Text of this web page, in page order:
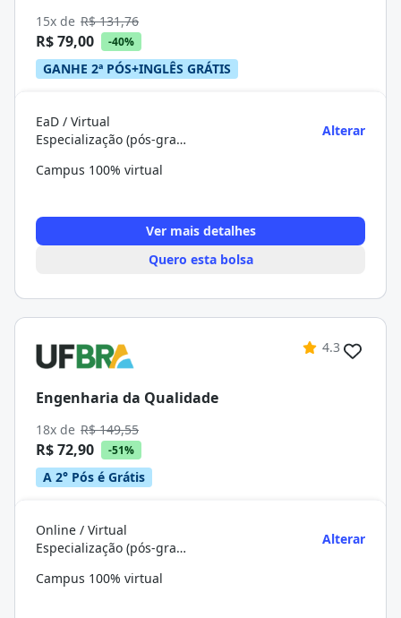
15x de R$ 131,76
R$ 79,00 -40%
GANHE 2ª PÓS+INGLÊS GRÁTIS
EaD / Virtual
Especialização (pós-graduação)
Alterar
Campus 100% virtual
Ver mais detalhes
Quero esta bolsa
4.3
Engenharia da Qualidade
18x de R$ 149,55
R$ 72,90 -51%
A 2° Pós é Grátis
Online / Virtual
Especialização (pós-graduação)
Alterar
Campus 100% virtual